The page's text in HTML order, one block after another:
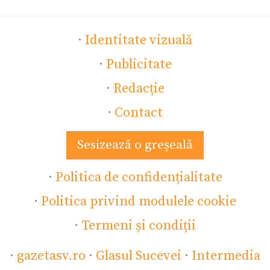
· Identitate vizuală
· Publicitate
· Redacție
· Contact
Sesizează o greșeală
· Politica de confidențialitate
· Politica privind modulele cookie
· Termeni și condiții
· gazetasv.ro · Glasul Sucevei · Intermedia